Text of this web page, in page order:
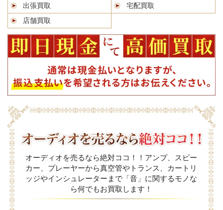
出張買取
宅配買取
店舗買取
オーディオを売るなら絶対ココ！！アンプ、スピー
カー、プレーヤーから真空管やトランス、カートリ
ッジやインシュレーターまで「音」に関するモノな
ら何でもお買取します！